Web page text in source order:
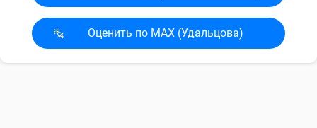
Оценить по MAX (Удальцова)